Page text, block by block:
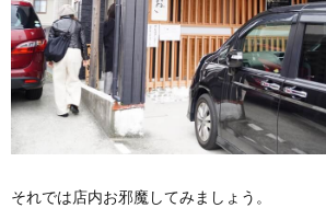
それでは店内お邪魔してみましょう。